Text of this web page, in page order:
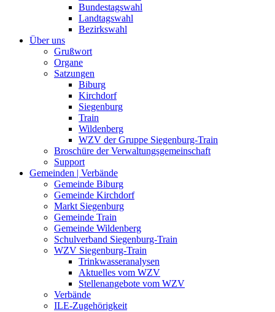
Bundestagswahl
Landtagswahl
Bezirkswahl
Über uns
Grußwort
Organe
Satzungen
Biburg
Kirchdorf
Siegenburg
Train
Wildenberg
WZV der Gruppe Siegenburg-Train
Broschüre der Verwaltungsgemeinschaft
Support
Gemeinden | Verbände
Gemeinde Biburg
Gemeinde Kirchdorf
Markt Siegenburg
Gemeinde Train
Gemeinde Wildenberg
Schulverband Siegenburg-Train
WZV Siegenburg-Train
Trinkwasseranalysen
Aktuelles vom WZV
Stellenangebote vom WZV
Verbände
ILE-Zugehörigkeit